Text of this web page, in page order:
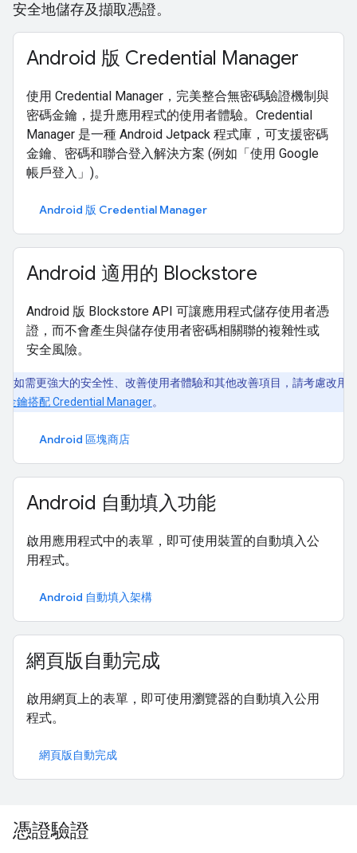
安全地儲存及擷取憑證。
Android 版 Credential Manager
使用 Credential Manager，完美整合無密碼驗證機制與
密碼金鑰，提升應用程式的使用者體驗。Credential
Manager 是一種 Android Jetpack 程式庫，可支援密碼
金鑰、密碼和聯合登入解決方案 (例如「使用 Google
帳戶登入」)。
Android 版 Credential Manager
Android 適用的 Blockstore
Android 版 Blockstore API 可讓應用程式儲存使用者憑
證，而不會產生與儲存使用者密碼相關聯的複雜性或
安全風險。
如需更強大的安全性、改善使用者體驗和其他改善項目，請考慮改用
金鑰搭配 Credential Manager。
Android 區塊商店
Android 自動填入功能
啟用應用程式中的表單，即可使用裝置的自動填入公
用程式。
Android 自動填入架構
網頁版自動完成
啟用網頁上的表單，即可使用瀏覽器的自動填入公用
程式。
網頁版自動完成
憑證驗證